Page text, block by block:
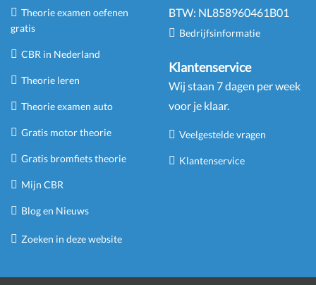
Theorie examen oefenen
gratis
CBR in Nederland
Theorie leren
Theorie examen auto
Gratis motor theorie
Gratis bromfiets theorie
Mijn CBR
Blog en Nieuws
Zoeken in deze website
BTW: NL858960461B01
Bedrijfsinformatie
Klantenservice
Wij staan 7 dagen per week
voor je klaar.
Veelgestelde vragen
Klantenservice